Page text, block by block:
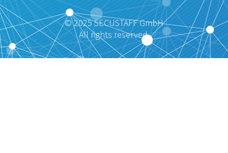
© 2025 SECUSTAFF GmbH
All rights reserved.